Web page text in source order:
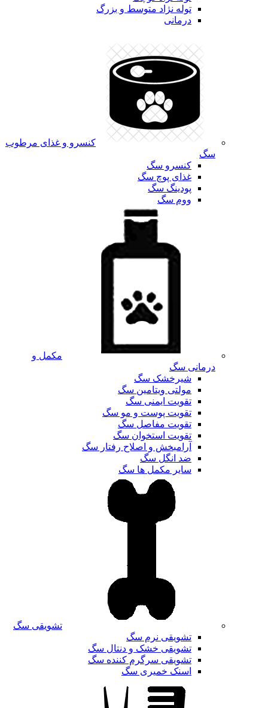
توله نژاد متوسط و بزرگ
درمانی
کنسرو و غذای مرطوب
سگ
کنسرو سگ
غذای پوچ سگ
پودینگ سگ
ووم سگ
مکمل و
درمانی سگ
شیرخشک سگ
مولتی ویتامین سگ
تقویت ایمنی سگ
تقویت پوست و مو سگ
تقویت مفاصل سگ
تقویت استخوان سگ
آرامبخش و اصلاح رفتار سگ
ضد انگل سگ
سایر مکمل ها سگ
تشویقی سگ
تشویقی نرم سگ
تشویقی خشک و دنتال سگ
تشویقی سرگرم کننده سگ
اسنک خمیری سگ